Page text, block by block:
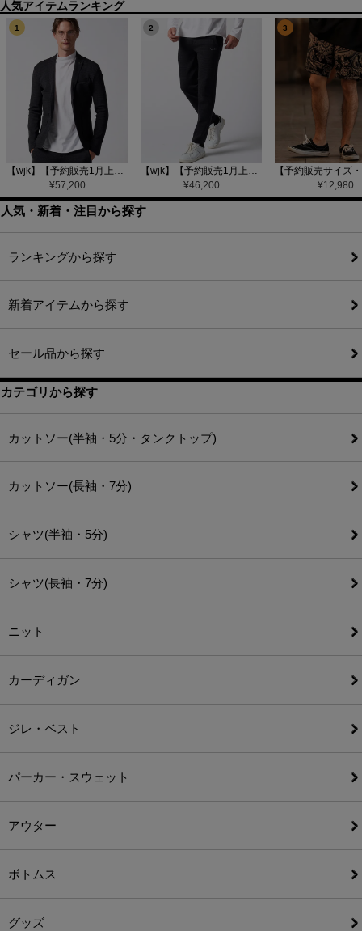
1
【wjk】【予約販売1月上旬～中旬入荷】function knit jacket(jacquard check) ニットジャケット(207 mw08j)
¥57,200
2
【wjk】【予約販売1月上旬～中旬入荷】function knit easy slacks(jacquard check) ニットイージーパンツ(504 mw08j)
¥46,200
3
¥12,980
人気・新着・注目から探す
ランキングから探す
新着アイテムから探す
セール品から探す
カテゴリから探す
カットソー(半袖・5分・タンクトップ)
カットソー(長袖・7分)
シャツ(半袖・5分)
シャツ(長袖・7分)
ニット
カーディガン
ジレ・ベスト
パーカー・スウェット
アウター
ボトムス
グッズ